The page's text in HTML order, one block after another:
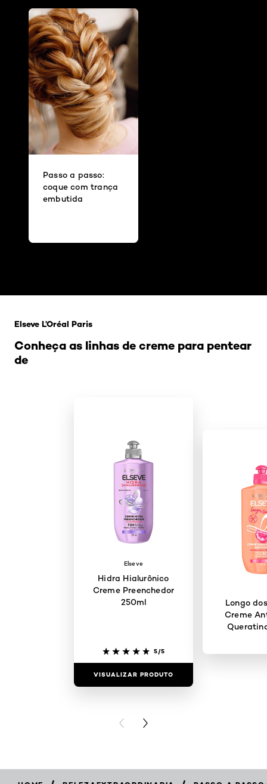
Passo a passo:
coque com trança
embutida
Conheça as linhas de creme para pentear
de
Elseve L’Oréal Paris
Elseve
Hidra Hialurônico
Creme Preenchedor
250ml
5/5
VISUALIZAR PRODUTO
Longo
Creme
PREVIOUS CARD
NEXT CARD